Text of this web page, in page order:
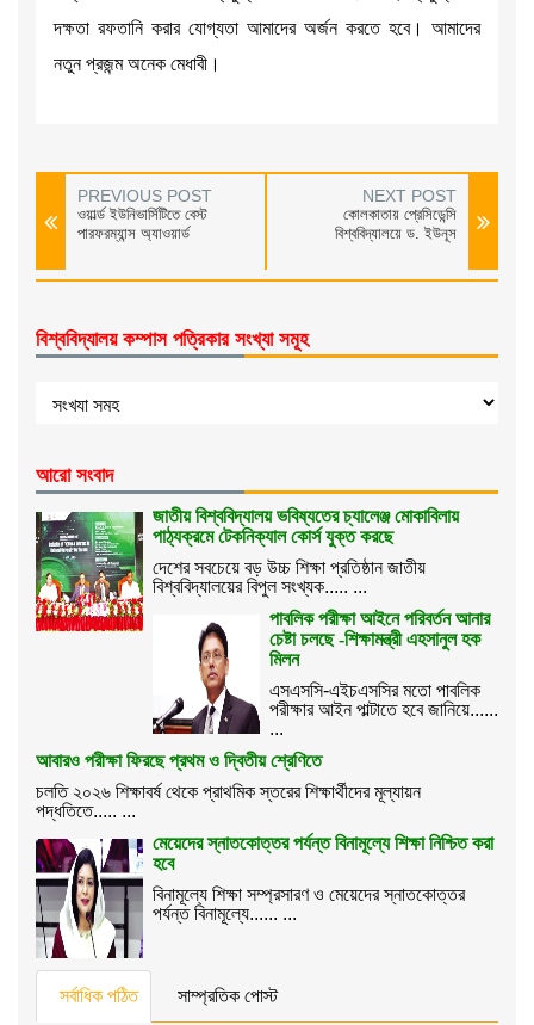
দক্ষতা রফতানি করার যোগ্যতা আমাদের অর্জন করতে হবে। আমাদের
নতুন প্রজন্ম অনেক মেধাবী।
PREVIOUS POST
ওয়ার্ল্ড ইউনিভার্সিটিতে বেস্ট
পারফরম্যান্স অ্যাওয়ার্ড
NEXT POST
কোলকাতায় প্রেসিডেন্সি
বিশ্ববিদ্যালয়ে ড. ইউনূস
বিশ্ববিদ্যালয় কম্পাস পত্রিকার সংখ্যা সমূহ
আরো সংবাদ
জাতীয় বিশ্ববিদ্যালয় ভবিষ্যতের চ্যালেঞ্জ মোকাবিলায়
পাঠ্যক্রমে টেকনিক্যাল কোর্স যুক্ত করছে
দেশের সবচেয়ে বড় উচ্চ শিক্ষা প্রতিষ্ঠান জাতীয়
বিশ্ববিদ্যালয়ের বিপুল সংখ্যক..... ...
পাবলিক পরীক্ষা আইনে পরিবর্তন আনার
চেষ্টা চলছে -শিক্ষামন্ত্রী এহসানুল হক
মিলন
এসএসসি-এইচএসসির মতো পাবলিক
পরীক্ষার আইন পাল্টাতে হবে জানিয়ে......
...
আবারও পরীক্ষা ফিরছে প্রথম ও দ্বিতীয় শ্রেণিতে
চলতি ২০২৬ শিক্ষাবর্ষ থেকে প্রাথমিক স্তরের শিক্ষার্থীদের মূল্যায়ন
পদ্ধতিতে..... ...
মেয়েদের স্নাতকোত্তর পর্যন্ত বিনামূল্যে শিক্ষা নিশ্চিত করা
হবে
বিনামূল্যে শিক্ষা সম্প্রসারণ ও মেয়েদের স্নাতকোত্তর
পর্যন্ত বিনামূল্যে...... ...
সর্বাধিক পঠিত সাম্প্রতিক পোস্ট